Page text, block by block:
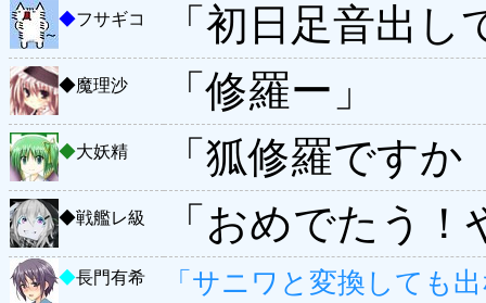
◆フサギコ 「初日足音出
◆魔理沙 「修羅ー」
◆大妖精 「狐修羅です
◆戦艦レ級 「おめでたう
◆長門有希 「サニワと変換しても